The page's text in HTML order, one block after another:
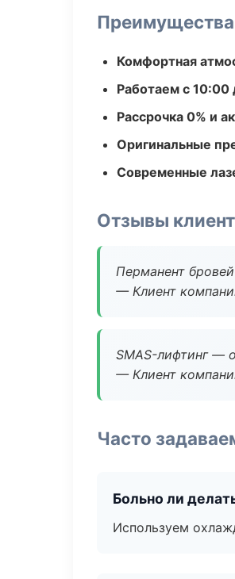
Комфортная
Работаем с
Рассрочка 0% и
Оригинальные
Современные
Отзывы
Перманент
— Клиент
SMAS-лифтинг —
— Клиент
Часто
Больно ли
Используем